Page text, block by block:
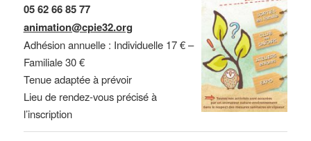
05 62 66 85 77
animation@cpie32.org
Adhésion annuelle : Individuelle 17 € –
Familiale 30 €
Tenue adaptée à prévoir
Lieu de rendez-vous précisé à
l’inscription